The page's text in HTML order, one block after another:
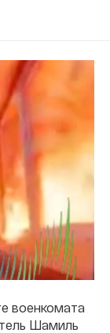
военкомата
Шамиль